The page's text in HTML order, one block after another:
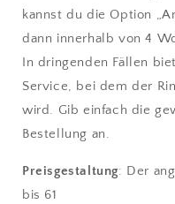
kannst du die Option
dann innerhalb von 4
In dringenden Fällen
Service, bei dem der
wird. Gib einfach die
Bestellung an.
Preisgestaltung: Der
bis 61